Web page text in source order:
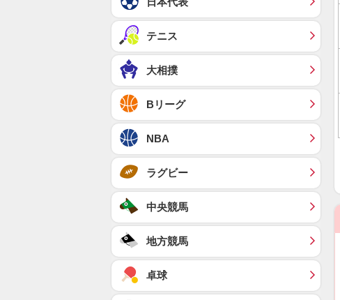
テニス
大相撲
Bリーグ
NBA
ラグビー
中央競馬
地方競馬
卓球